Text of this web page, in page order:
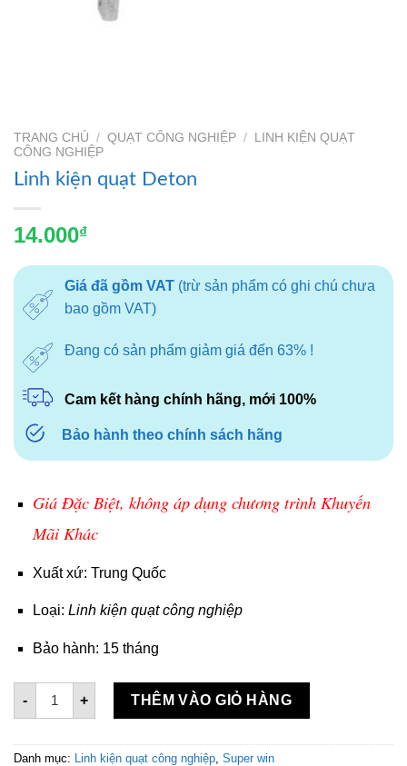
TRANG CHỦ / QUẠT CÔNG NGHIỆP /
LINH KIỆN QUẠT
CÔNG NGHIỆP
Linh kiện quạt Deton
14.000₫
Giá đã gồm VAT(trừ sản phẩm có ghi chú chưa
bao gồm VAT)
Đang có sản phẩm giảm giá đến 63% !
Cam kết hàng chính hãng, mới 100%
Bảo hành theo chính sách hãng
Giá Đặc Biệt, không áp dụng chương trình Khuyến
Mãi Khác
Xuất xứ: Trung Quốc
Loại: Linh kiện quạt công nghiệp
Bảo hành: 15 tháng
-
Linh kiện quạt Deton số lượng
+ THÊM VÀO GIỎ HÀNG
Danh mục: Linh kiện quạt công nghiệp Super win